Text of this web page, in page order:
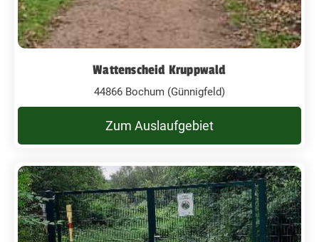
Wattenscheid Kruppwald
44866 Bochum (Günnigfeld)
Zum Auslaufgebiet